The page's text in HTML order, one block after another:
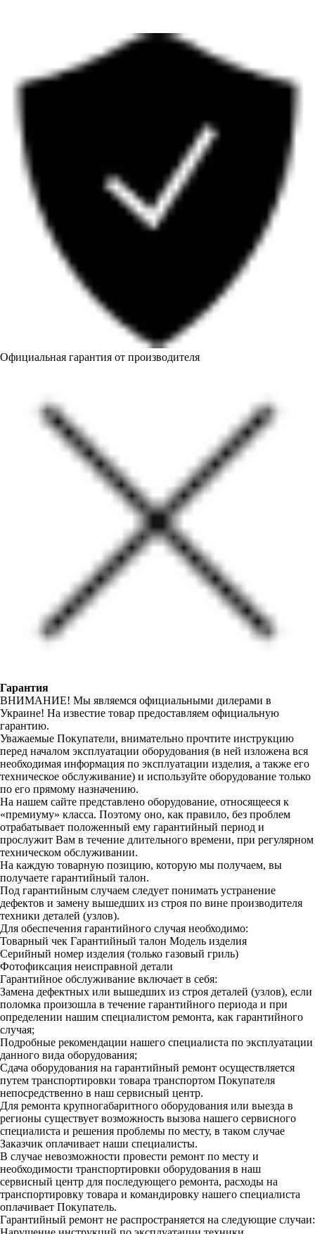
Официальная гарантия от производителя
Гарантия
ВНИМАНИЕ! Мы являемся официальными дилерами в
Украине! На известие товар предоставляем официальную
гарантию.
Уважаемые Покупатели, внимательно прочтите инструкцию
перед началом эксплуатации оборудования (в ней изложена вся
необходимая информация по эксплуатации изделия, а также его
техническое обслуживание) и используйте оборудование только
по его прямому назначению.
На нашем сайте представлено оборудование, относящееся к
«премиуму» класса. Поэтому оно, как правило, без проблем
отрабатывает положенный ему гарантийный период и
прослужит Вам в течение длительного времени, при регулярном
техническом обслуживании.
На каждую товарную позицию, которую мы получаем, вы
получаете гарантийный талон.
Под гарантийным случаем следует понимать устранение
дефектов и замену вышедших из строя по вине производителя
техники деталей (узлов).
Для обеспечения гарантийного случая необходимо:
Товарный чек Гарантийный талон Модель изделия
Серийный номер изделия (только газовый гриль)
Фотофиксация неисправной детали
Гарантийное обслуживание включает в себя:
Замена дефектных или вышедших из строя деталей (узлов), если
поломка произошла в течение гарантийного периода и при
определении нашим специалистом ремонта, как гарантийного
случая;
Подробные рекомендации нашего специалиста по эксплуатации
данного вида оборудования;
Сдача оборудования на гарантийный ремонт осуществляется
путем транспортировки товара транспортом Покупателя
непосредственно в наш сервисный центр.
Для ремонта крупногабаритного оборудования или выезда в
регионы существует возможность вызова нашего сервисного
специалиста и решения проблемы по месту, в таком случае
Заказчик оплачивает наши специалисты.
В случае невозможности провести ремонт по месту и
необходимости транспортировки оборудования в наш
сервисный центр для последующего ремонта, расходы на
транспортировку товара и командировку нашего специалиста
оплачивает Покупатель.
Гарантийный ремонт не распространяется на следующие случаи: